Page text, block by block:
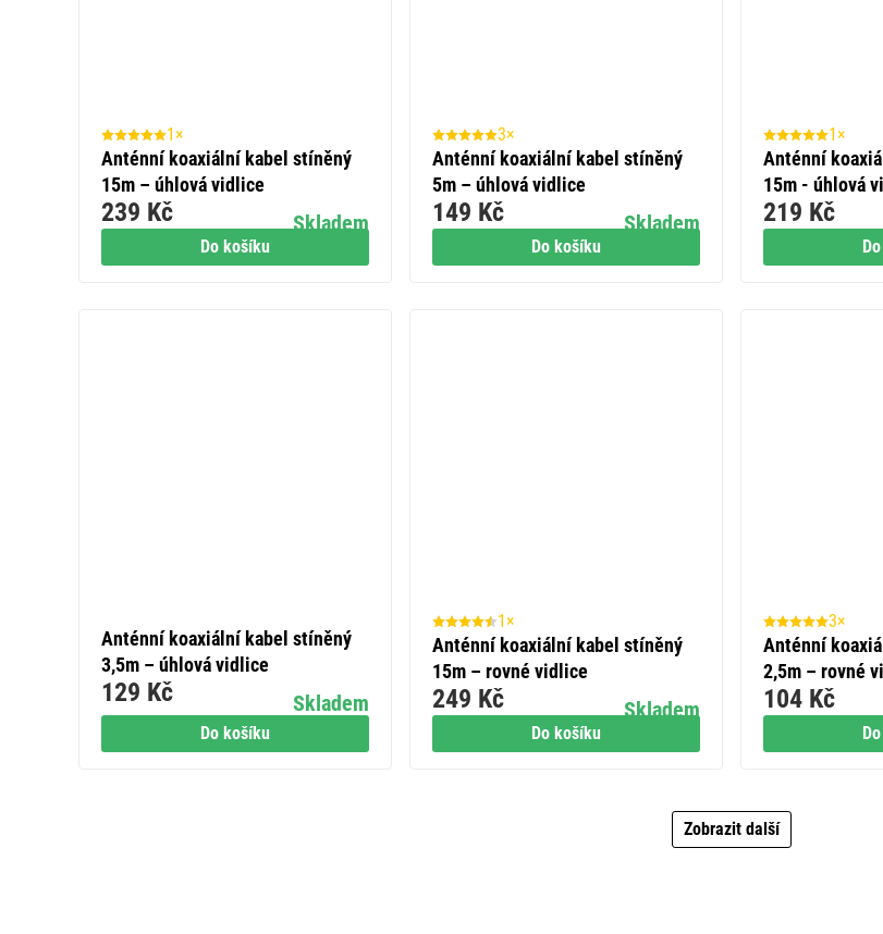
Do košíku
1×
Anténní koaxiální kabel stíněný
15m – úhlová vidlice
Skladem
239 Kč
Do košíku
3×
Anténní koaxiální kabel stíněný
5m – úhlová vidlice
Skladem
149 Kč
1×
Anténní
15m - úhlová
219 Kč
Do košíku
Anténní koaxiální kabel stíněný
3,5m – úhlová vidlice
Skladem
129 Kč
Do košíku
1×
Anténní koaxiální kabel stíněný
15m – rovné vidlice
Skladem
249 Kč
3×
Anténní
2,5m – rovné
104 Kč
Zobrazit další